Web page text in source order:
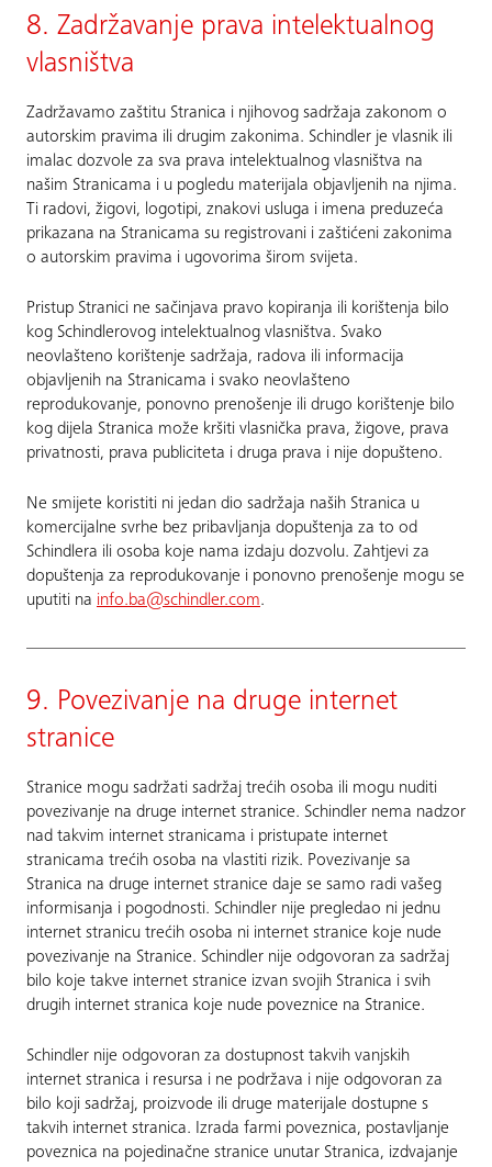
8. Zadržavanje prava intelektualnog
vlasništva
Zadržavamo zaštitu Stranica i njihovog sadržaja zakonom o
autorskim pravima ili drugim zakonima. Schindler je vlasnik ili
imalac dozvole za sva prava intelektualnog vlasništva na
našim Stranicama i u pogledu materijala objavljenih na njima.
Ti radovi, žigovi, logotipi, znakovi usluga i imena preduzeća
prikazana na Stranicama su registrovani i zaštićeni zakonima
o autorskim pravima i ugovorima širom svijeta.
Pristup Stranici ne sačinjava pravo kopiranja ili korištenja bilo
kog Schindlerovog intelektualnog vlasništva. Svako
neovlašteno korištenje sadržaja, radova ili informacija
objavljenih na Stranicama i svako neovlašteno
reprodukovanje, ponovno prenošenje ili drugo korištenje bilo
kog dijela Stranica može kršiti vlasnička prava, žigove, prava
privatnosti, prava publiciteta i druga prava i nije dopušteno.
Ne smijete koristiti ni jedan dio sadržaja naših Stranica u
komercijalne svrhe bez pribavljanja dopuštenja za to od
Schindlera ili osoba koje nama izdaju dozvolu. Zahtjevi za
dopuštenja za reprodukovanje i ponovno prenošenje mogu se
uputiti na info.ba@schindler.com.
9. Povezivanje na druge internet
stranice
Stranice mogu sadržati sadržaj trećih osoba ili mogu nuditi
povezivanje na druge internet stranice. Schindler nema nadzor
nad takvim internet stranicama i pristupate internet
stranicama trećih osoba na vlastiti rizik. Povezivanje sa
Stranica na druge internet stranice daje se samo radi vašeg
informisanja i pogodnosti. Schindler nije pregledao ni jednu
internet stranicu trećih osoba ni internet stranice koje nude
povezivanje na Stranice. Schindler nije odgovoran za sadržaj
bilo koje takve internet stranice izvan svojih Stranica i svih
drugih internet stranica koje nude poveznice na Stranice.
Schindler nije odgovoran za dostupnost takvih vanjskih
internet stranica i resursa i ne podržava i nije odgovoran za
bilo koji sadržaj, proizvode ili druge materijale dostupne s
takvih internet stranica. Izrada farmi poveznica, postavljanje
poveznica na pojedinačne stranice unutar Stranica, izdvajanje